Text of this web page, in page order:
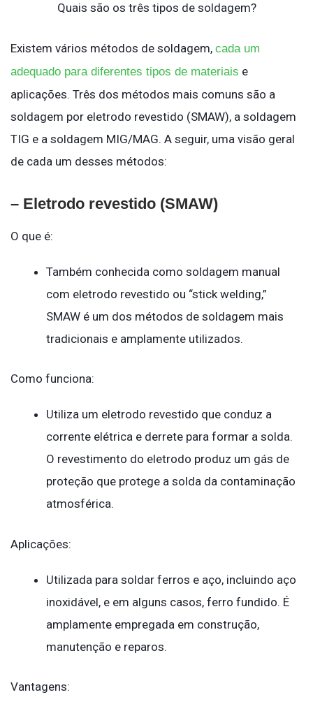
Quais são os três tipos de soldagem?
Existem vários métodos de soldagem, cada um
adequado para diferentes tipos de materiais e
aplicações. Três dos métodos mais comuns são a
soldagem por eletrodo revestido (SMAW), a soldagem
TIG e a soldagem MIG/MAG. A seguir, uma visão geral
de cada um desses métodos:
– Eletrodo revestido (SMAW)
O que é:
Também conhecida como soldagem manual
com eletrodo revestido ou “stick welding,”
SMAW é um dos métodos de soldagem mais
tradicionais e amplamente utilizados.
Como funciona:
Utiliza um eletrodo revestido que conduz a
corrente elétrica e derrete para formar a solda.
O revestimento do eletrodo produz um gás de
proteção que protege a solda da contaminação
atmosférica.
Aplicações:
Utilizada para soldar ferros e aço, incluindo aço
inoxidável, e em alguns casos, ferro fundido. É
amplamente empregada em construção,
manutenção e reparos.
Vantagens: